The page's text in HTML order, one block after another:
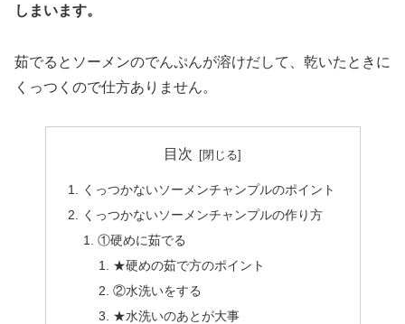
しまいます。
茹でるとソーメンのでんぷんが溶けだして、乾いたときに
くっつくので仕方ありません。
目次
くっつかないソーメンチャンプルのポイント
くっつかないソーメンチャンプルの作り方
①硬めに茹でる
★硬めの茹で方のポイント
②水洗いをする
★水洗いのあとが大事